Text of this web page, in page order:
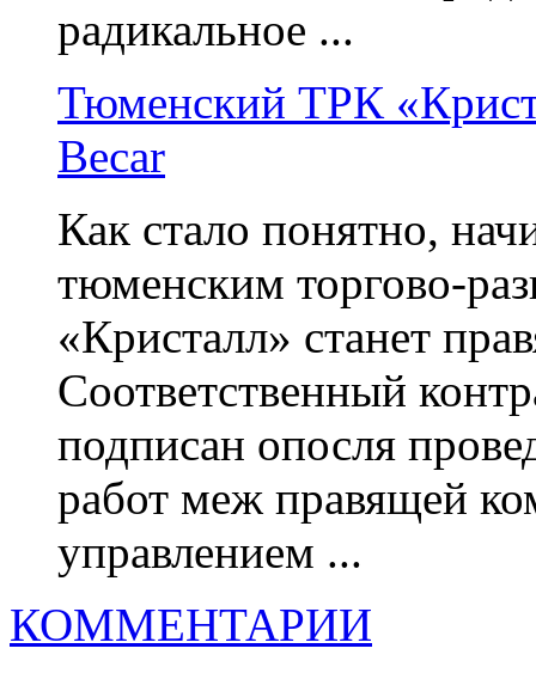
радикальное ...
Тюменский ТРК
Becar
Как стало понятно,
тюменским торгово-
«Кристалл» станет
Соответственный
подписан опосля
работ меж правящей
управлением ...
КОММЕНТАРИИ